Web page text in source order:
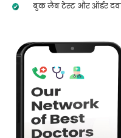
बुक लैब टेस्ट और ऑर्डर